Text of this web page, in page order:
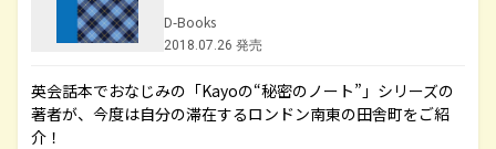
D-Books
2018.07.26 発売
英会話本でおなじみの「Kayoの“秘密のノート”」シリーズの
著者が、今度は自分の滞在するロンドン南東の田舎町をご紹
介！